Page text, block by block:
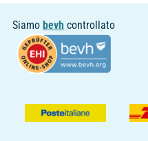
Siamo bevh controllato